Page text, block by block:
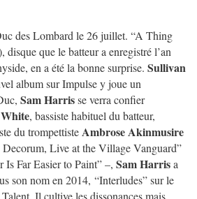
des Lombard le 26 juillet. “A Thing
disque que le batteur a enregistré l’an
en a été la bonne surprise. Sullivan
album sur Impulse y joue un
Sam Harrisse verra confier
, bassiste habituel du batteur,
du trompettisteAmbrose Akinmusire
Live at the Village Vanguard”
Far Easier to Paint” –, Sam Harrisa
son nom en 2014, “Interludes” sur le
Il cultive les dissonances mais